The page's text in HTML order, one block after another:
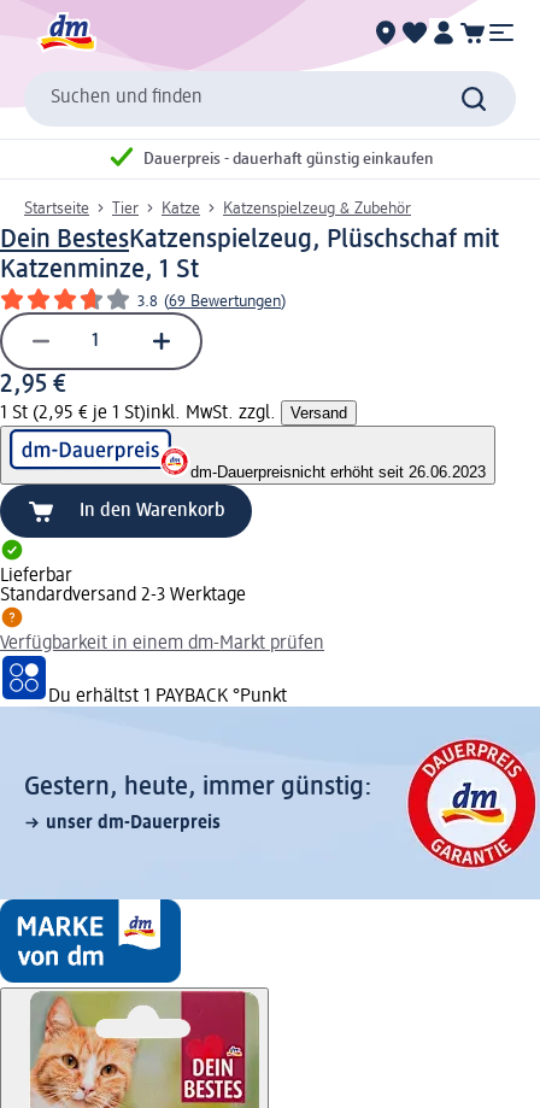
Suchen und finden
Dauerpreis - dauerhaft günstig einkaufen
Startseite Tier Katze Katzenspielzeug & Zubehör
Dein BestesKatzenspielzeug, Plüschschaf mit
Katzenminze, 1 St
3.8 (69 Bewertungen)
2,95 €
1 St (2,95 € je 1 St)inkl. MwSt. zzgl. Versand
dm-Dauerpreisnicht erhöht seit 26.06.2023
In den Warenkorb
Lieferbar
Standardversand 2-3 Werktage
Verfügbarkeit in einem dm-Markt prüfen
Du erhältst 1 PAYBACK °Punkt
Gestern, heute, immer günstig:
unser dm-Dauerpreis